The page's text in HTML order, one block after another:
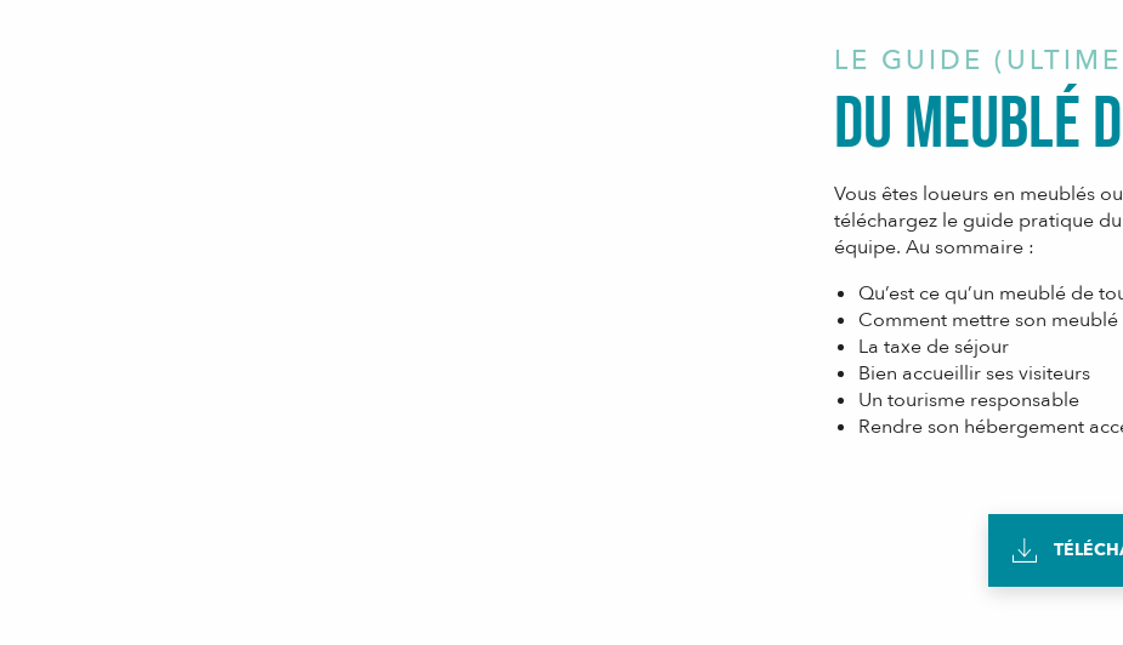
LE GUIDE
du Meublé
Vous êtes loueurs en meublés
téléchargez le guide pratique
équipe. Au sommaire :
Qu’est ce qu’un meublé de
Comment mettre son
La taxe de séjour
Bien accueillir ses visiteurs
Un tourisme responsable
Rendre son hébergement